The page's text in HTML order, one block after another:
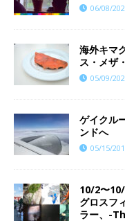
06/08/
海外キマ
ス・メザ
05/09/
ゲイクル
ンドへ
05/15/
10/2〜
グロスフ
ラー、-